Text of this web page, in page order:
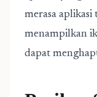
merasa
menampilkan
dapat